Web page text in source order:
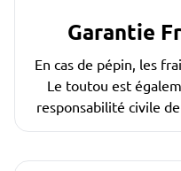
Garantie
En cas de pépin, les
Le toutou est
responsabilité civile